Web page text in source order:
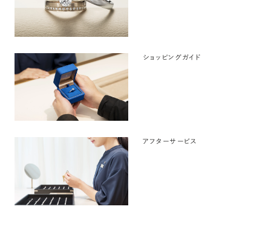
ショッピングガイド
アフターサービス